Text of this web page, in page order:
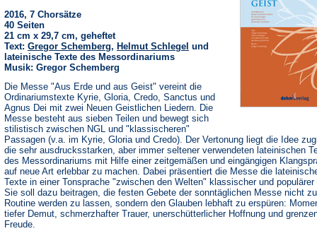
2016, 7 Chorsätze
40 Seiten
21 cm x 29,7 cm, geheftet
Text: Gregor Schemberg, Helmut Schlegel und
lateinische Texte des Messordinariums
Musik: Gregor Schemberg
Die Messe "Aus Erde und aus Geist" vereint die
Ordinariumstexte Kyrie, Gloria, Credo, Sanctus und
Agnus Dei mit zwei Neuen Geistlichen Liedern. Die
Messe besteht aus sieben Teilen und bewegt sich
stilistisch zwischen NGL und "klassischeren"
Passagen (v.a. im Kyrie, Gloria und Credo). Der Vertonung liegt die Idee
die sehr ausdrucksstarken, aber immer seltener verwendeten lateinischen
des Messordinariums mit Hilfe einer zeitgemäßen und eingängigen
auf neue Art erlebbar zu machen. Dabei präsentiert die Messe die
Texte in einer Tonsprache "zwischen den Welten" klassischer und
Sie soll dazu beitragen, die festen Gebete der sonntäglichen Messe nicht
Routine werden zu lassen, sondern den Glauben lebhaft zu erspüren:
tiefer Demut, schmerzhafter Trauer, unerschütterlicher Hoffnung und
Freude.